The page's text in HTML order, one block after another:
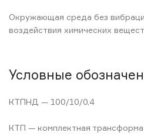
Окружающая среда без
воздействия химических
Условные
КТПНД — 100/10/0,4
КТП — комплектная